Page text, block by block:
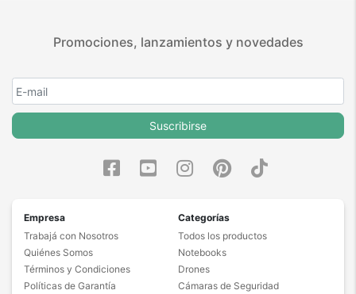
Promociones, lanzamientos y novedades
Suscribirse
Empresa
Trabajá con Nosotros
Quiénes Somos
Términos y Condiciones
Políticas de Garantía
Categorías
Todos los productos
Notebooks
Drones
Cámaras de Seguridad